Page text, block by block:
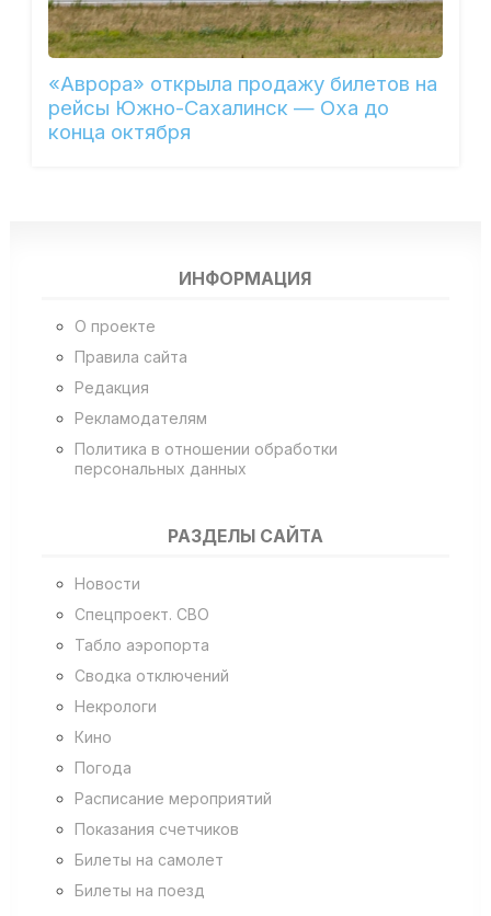
«Аврора» открыла продажу билетов на
рейсы Южно-Сахалинск — Оха до
конца октября
ИНФОРМАЦИЯ
О проекте
Правила сайта
Редакция
Рекламодателям
Политика в отношении обработки
персональных данных
РАЗДЕЛЫ САЙТА
Новости
Спецпроект. СВО
Табло аэропорта
Сводка отключений
Некрологи
Кино
Погода
Расписание мероприятий
Показания счетчиков
Билеты на самолет
Билеты на поезд